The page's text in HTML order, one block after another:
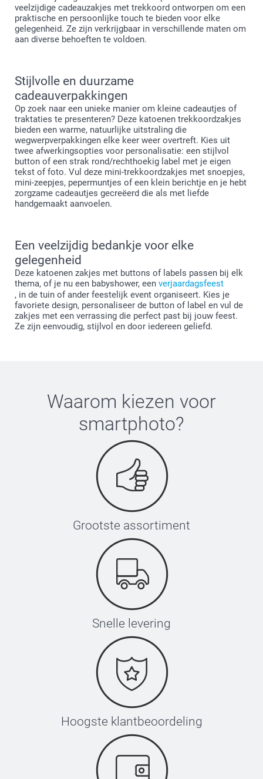
veelzijdige cadeauzakjes met trekkoord ontworpen om een
praktische en persoonlijke touch te bieden voor elke
gelegenheid. Ze zijn verkrijgbaar in verschillende maten om
aan diverse behoeften te voldoen.
Stijlvolle en duurzame
cadeauverpakkingen
Op zoek naar een unieke manier om kleine cadeautjes of
traktaties te presenteren? Deze katoenen trekkoordzakjes
bieden een warme, natuurlijke uitstraling die
wegwerpverpakkingen elke keer weer overtreft. Kies uit
twee afwerkingsopties voor personalisatie: een stijlvol
button of een strak rond/rechthoekig label met je eigen
tekst of foto. Vul deze mini-trekkoordzakjes met snoepjes,
mini-zeepjes, pepermuntjes of een klein berichtje en je hebt
zorgzame cadeautjes gecreëerd die als met liefde
handgemaakt aanvoelen.
Een veelzijdig bedankje voor elke
gelegenheid
Deze katoenen zakjes met buttons of labels passen bij elk
thema, of je nu een babyshower, een verjaardagsfeest
, in de tuin of ander feestelijk event organiseert. Kies je
favoriete design, personaliseer de button of label en vul de
zakjes met een verrassing die perfect past bij jouw feest.
Ze zijn eenvoudig, stijlvol en door iedereen geliefd.
Waarom kiezen voor
smartphoto?
Grootste assortiment
Snelle levering
Hoogste klantbeoordeling